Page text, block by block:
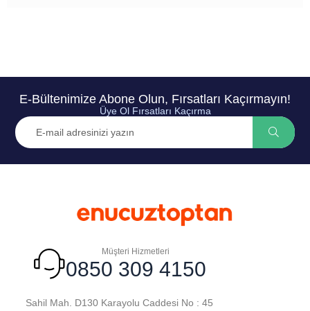
E-Bültenimize Abone Olun, Fırsatları Kaçırmayın!
Üye Ol Fırsatları Kaçırma
Müşteri Hizmetleri
0850 309 4150
Sahil Mah. D130 Karayolu Caddesi No : 45